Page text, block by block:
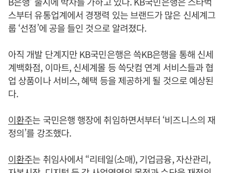
스부터 유통업계에서 경쟁력 있는 브랜드가 많은 신세계그
룹 ‘선점’에 공을 들인 것으로 알려졌다.
아직 개발 단계지만 KB국민은행은 쓱KB은행을 통해 신세
계백화점, 이마트, 신세계몰 등 쓱닷컴 연계 서비스들과 협
업 상품이나 서비스, 혜택 등을 제공하게 될 것으로 예상된
다.
이환주는 국민은행 행장에 취임하면서부터 ‘비즈니스의 재
정의’를 강조했다.
이환주는 취임사에서 “리테일(소매), 기업금융, 자산관리,